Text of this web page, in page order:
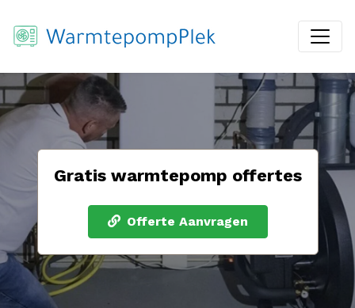
Gratis warmtepomp offertes
Offerte Aanvragen